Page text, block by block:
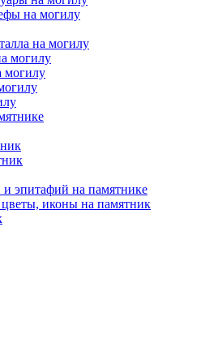
на могилу
на могилу
могилу
могилу
и эпитафий на памятнике
иконы на памятник